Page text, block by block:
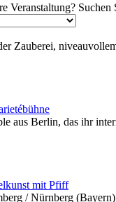
Veranstaltung?
Zauberei,
aus Berlin, das ihr
mit Pfiff
/ Nürnberg